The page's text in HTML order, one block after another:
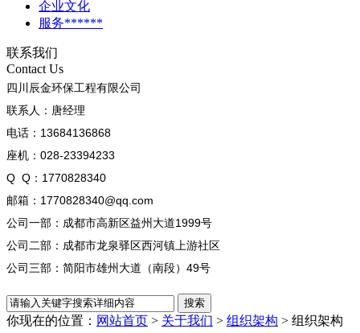
企业文化
服务******
联系我们
Contact Us
四川辰金环保工程有限公司
联系人：唐经理
电话：13684136868
座机：028-23394233
Q Q：1770828340
邮箱：1770828340@qq.com
公司一部：成都市高新区益州大道1999号
公司二部：成都市龙泉驿区西河镇上游社区
公司三部：简阳市雄州大道（南段）49号
你现在的位置： 网站首页 > 关于我们 > 组织架构 > 组织架构